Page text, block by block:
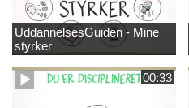
UddannelsesGuiden - Mine
styrker
00:33